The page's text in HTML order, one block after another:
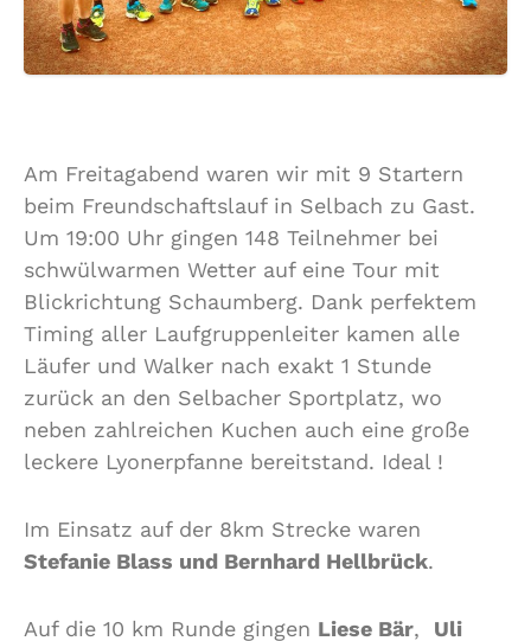
Am Freitagabend waren wir mit 9 Startern
beim Freundschaftslauf in Selbach zu Gast.
Um 19:00 Uhr gingen 148 Teilnehmer bei
schwülwarmen Wetter auf eine Tour mit
Blickrichtung Schaumberg. Dank perfektem
Timing aller Laufgruppenleiter kamen alle
Läufer und Walker nach exakt 1 Stunde
zurück an den Selbacher Sportplatz, wo
neben zahlreichen Kuchen auch eine große
leckere Lyonerpfanne bereitstand. Ideal !
Im Einsatz auf der 8km Strecke waren
Stefanie Blass und Bernhard Hellbrück.
Auf die 10 km Runde gingen Liese Bär, Uli